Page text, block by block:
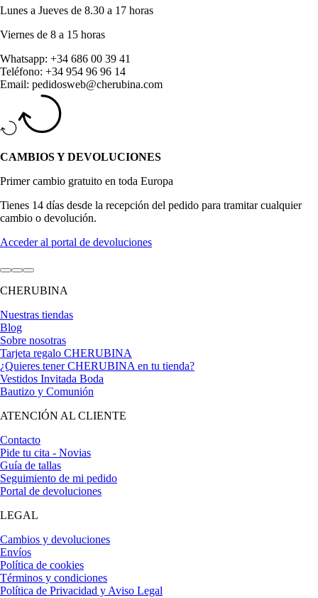
Lunes a Jueves de 8.30 a 17 horas
Viernes de 8 a 15 horas
Whatsapp: +34 686 00 39 41
Teléfono: +34 954 96 96 14
Email: pedidosweb@cherubina.com
CAMBIOS Y DEVOLUCIONES
Primer cambio gratuito en toda Europa
Tienes 14 días desde la recepción del pedido para tramitar cualquier
cambio o devolución.
Acceder al portal de devoluciones
Ir
al
artículo
Ir
al
artículo
Ir
al
artículo
CHERUBINA
Nuestras tiendas
Blog
Sobre nosotras
Tarjeta regalo CHERUBINA
¿Quieres tener CHERUBINA en tu tienda?
Vestidos Invitada Boda
Bautizo y Comunión
ATENCIÓN AL CLIENTE
Contacto
Pide tu cita - Novias
Guía de tallas
Seguimiento de mi pedido
Portal de devoluciones
LEGAL
Cambios y devoluciones
Envíos
Política de cookies
Términos y condiciones
Política de Privacidad y Aviso Legal